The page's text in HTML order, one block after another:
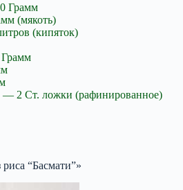
Грамм
(мякоть)
(кипяток)
— 2 Ст. ложки (рафинированное)
“Басмати”»